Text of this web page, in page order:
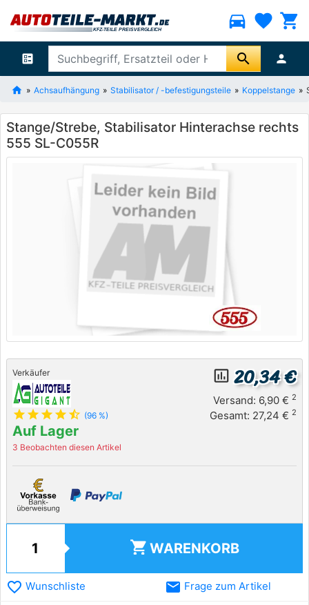
directions_car favorite shopping_cart
ballot search person
Achsaufhängung Stabilisator / -befestigungsteile Koppelstange
Stange/Strebe, Stabilisator Hinterachse rechts
555 SL-C055R
Verkäufer
star star star star star_half (96 %)
Auf Lager
3 Beobachten diesen Artikel
insert_chart_outlined 20,34 €
Versand: 6,90 € 2
Gesamt: 27,24 € 2
shopping_cart WARENKORB
favorite_border Wunschliste email Frage zum Artikel